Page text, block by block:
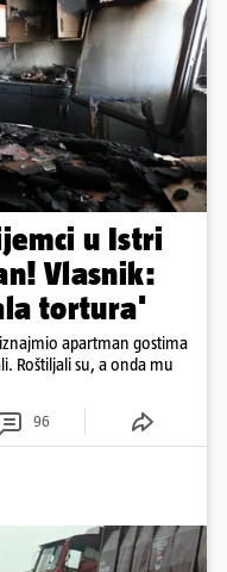
u Istri
Vlasnik:
tortura'
apartman gostima
Roštiljali su, a onda mu
96